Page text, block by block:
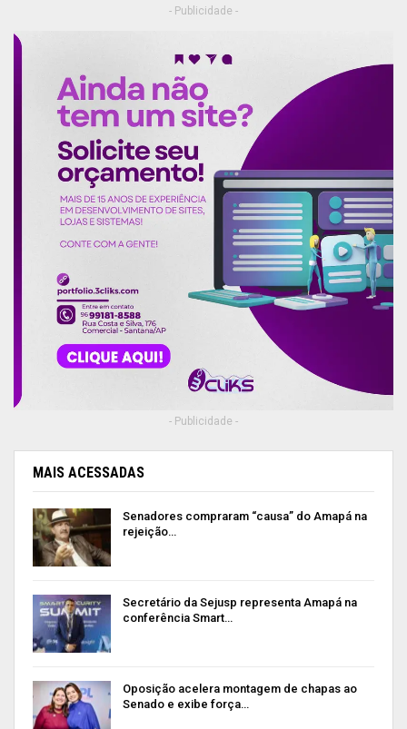
- Publicidade -
- Publicidade -
MAIS ACESSADAS
Senadores compraram “causa” do Amapá na
rejeição…
Secretário da Sejusp representa Amapá na
conferência Smart…
Oposição acelera montagem de chapas ao
Senado e exibe força…